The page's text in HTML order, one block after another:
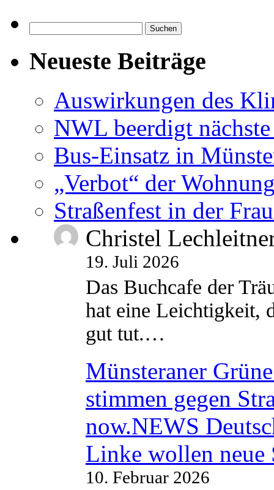
nach:
Neueste Beiträge
Auswirkungen des
NWL beerdigt
Bus-Einsatz in
„Verbot“ der
Straßenfest in der
Christel
19. Juli 2026
Das Buchcafe der
hat eine Leichtigkeit,
gut tut.…
Münsteraner
stimmen gegen
now.NEWS
Linke wollen neue
10. Februar 2026